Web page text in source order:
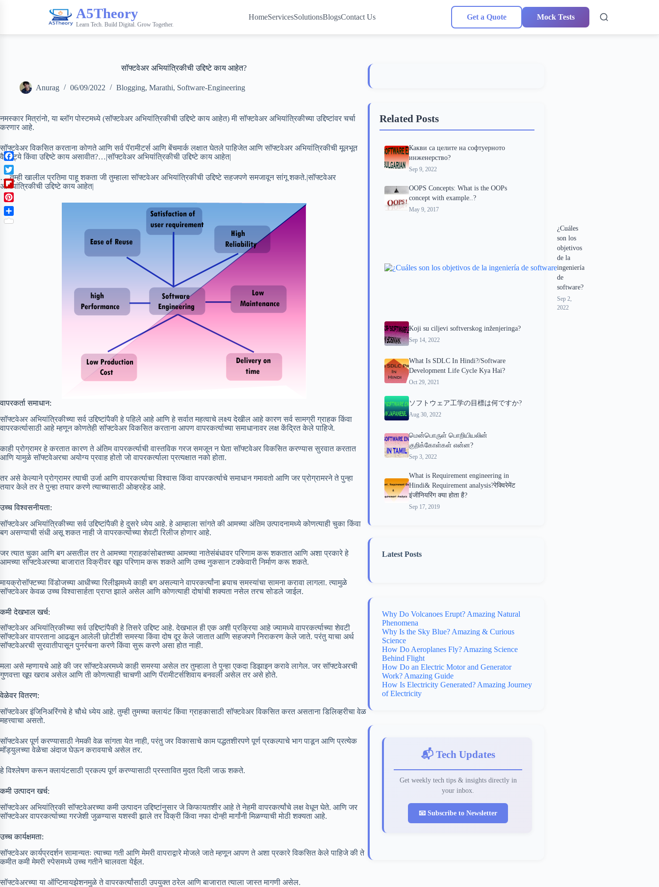
A5Theory
Learn Tech. Build Digital. Grow Together.
HomeServicesSolutionsBlogsContact Us Get a Quote Mock Tests
सॉफ्टवेअर अभियांत्रिकीची उद्दिष्टे काय आहेत?
Anurag 06/09/2022 Blogging, Marathi, Software-Engineering
नमस्कार मित्रांनो, या ब्लॉग पोस्टमध्ये (सॉफ्टवेअर अभियांत्रिकीची उद्दिष्टे काय आहेत) मी सॉफ्टवेअर अभियांत्रिकीच्या उद्दिष्टांवर चर्चा
करणार आहे.
सॉफ्टवेअर विकसित करताना कोणते आणि सर्व पॅरामीटर्स आणि बेंचमार्क लक्षात घेतले पाहिजेत आणि सॉफ्टवेअर अभियांत्रिकीची मूलभूत
वैशिष्ट्ये किंवा उद्दिष्टे काय असावीत?…|सॉफ्टवेअर अभियांत्रिकीची उद्दिष्टे काय आहेत|
… तुम्ही खालील प्रतिमा पाहू शकता जी तुम्हाला सॉफ्टवेअर अभियांत्रिकीची उद्दिष्टे सहजपणे समजावून सांगू शकते.|सॉफ्टवेअर
अभियांत्रिकीची उद्दिष्टे काय आहेत|
वापरकर्ता समाधान:
सॉफ्टवेअर अभियांत्रिकीच्या सर्व उद्दिष्टांपैकी हे पहिले आहे आणि हे सर्वात महत्वाचे लक्ष्य देखील आहे कारण सर्व सामग्री ग्राहक किंवा
वापरकर्त्यासाठी आहे म्हणून कोणतेही सॉफ्टवेअर विकसित करताना आपण वापरकर्त्याच्या समाधानावर लक्ष केंद्रित केले पाहिजे.
काही प्रोग्रामर हे करतात कारण ते अंतिम वापरकर्त्याची वास्तविक गरज समजून न घेता सॉफ्टवेअर विकसित करण्यास सुरवात करतात
आणि यामुळे सॉफ्टवेअरचा अयोग्य प्रवाह होतो जो वापरकर्त्याला प्रत्यक्षात नको होता.
तर असे केल्याने प्रोग्रामर त्याची उर्जा आणि वापरकर्त्याचा विश्वास किंवा वापरकर्त्याचे समाधान गमावतो आणि जर प्रोग्रामरने ते पुन्हा
तयार केले तर ते पुन्हा तयार करणे त्याच्यासाठी ओव्हरहेड आहे.
उच्च विश्वसनीयता:
सॉफ्टवेअर अभियांत्रिकीच्या सर्व उद्दिष्टांपैकी हे दुसरे ध्येय आहे. हे आम्हाला सांगते की आमच्या अंतिम उत्पादनामध्ये कोणत्याही चुका किंवा
बग असण्याची संधी असू शकत नाही जे वापरकर्त्याच्या शेवटी रिलीज होणार आहे.
जर त्यात चुका आणि बग असतील तर ते आमच्या ग्राहकांसोबतच्या आमच्या नातेसंबंधावर परिणाम करू शकतात आणि अशा प्रकारे हे
आमच्या सॉफ्टवेअरच्या बाजारात विक्रीवर खूप परिणाम करू शकते आणि उच्च नुकसान टक्केवारी निर्माण करू शकते.
मायक्रोसॉफ्टच्या विंडोजच्या आधीच्या रिलीझमध्ये काही बग असल्याने वापरकर्त्यांना बर्‍याच समस्यांचा सामना करावा लागला. त्यामुळे
सॉफ्टवेअर केवळ उच्च विश्वासार्हता प्राप्त झाले असेल आणि कोणत्याही दोषांची शक्यता नसेल तरच सोडले जाईल.
कमी देखभाल खर्च:
सॉफ्टवेअर अभियांत्रिकीच्या सर्व उद्दिष्टांपैकी हे तिसरे उद्दिष्ट आहे. देखभाल ही एक अशी प्रक्रिया आहे ज्यामध्ये वापरकर्त्याच्या शेवटी
सॉफ्टवेअर वापरताना आढळून आलेली छोटीशी समस्या किंवा दोष दूर केले जातात आणि सहजपणे निराकरण केले जाते. परंतु याचा अर्थ
सॉफ्टवेअरची सुरवातीपासून पुनर्रचना करणे किंवा सुरू करणे असा होत नाही.
मला असे म्हणायचे आहे की जर सॉफ्टवेअरमध्ये काही समस्या असेल तर तुम्हाला ते पुन्हा एकदा डिझाइन करावे लागेल. जर सॉफ्टवेअरची
गुणवत्ता खूप खराब असेल आणि ती कोणत्याही चाचणी आणि पॅरामीटर्सशिवाय बनवली असेल तर असे होते.
वेळेवर वितरण:
सॉफ्टवेअर इंजिनिअरिंगचे हे चौथे ध्येय आहे. तुम्ही तुमच्या क्लायंट किंवा ग्राहकासाठी सॉफ्टवेअर विकसित करत असताना डिलिव्हरीचा वेळ
महत्त्वाचा असतो.
सॉफ्टवेअर पूर्ण करण्यासाठी नेमकी वेळ सांगता येत नाही, परंतु जर विकासाचे काम पद्धतशीरपणे पूर्ण प्रकल्पाचे भाग पाडून आणि प्रत्येक
मॉड्युलच्या वेळेचा अंदाज घेऊन करावयाचे असेल तर.
हे विश्लेषण करून क्लायंटसाठी प्रकल्प पूर्ण करण्यासाठी प्रस्तावित मुदत दिली जाऊ शकते.
कमी उत्पादन खर्च:
सॉफ्टवेअर अभियांत्रिकी सॉफ्टवेअरच्या कमी उत्पादन उद्दिष्टांनुसार जे किफायतशीर आहे ते नेहमी वापरकर्त्यांचे लक्ष वेधून घेते. आणि जर
सॉफ्टवेअर वापरकर्त्याच्या गरजेशी जुळण्यास यशस्वी झाले तर विक्री किंवा नफा दोन्ही मार्गांनी मिळण्याची मोठी शक्यता आहे.
उच्च कार्यक्षमता:
सॉफ्टवेअर कार्यप्रदर्शन सामान्यतः त्याच्या गती आणि मेमरी वापराद्वारे मोजले जाते म्हणून आपण ते अशा प्रकारे विकसित केले पाहिजे की ते
कमीत कमी मेमरी स्पेसमध्ये उच्च गतीने चालवता येईल.
सॉफ्टवेअरच्या या ऑप्टिमायझेशनमुळे ते वापरकर्त्यांसाठी उपयुक्त ठरेल आणि बाजारात त्याला जास्त मागणी असेल.
Related Posts
Какви са целите на софтуерното
инженерство?
Sep 9, 2022
OOPS Concepts: What is the OOPs
concept with example..?
May 9, 2017
¿Cuáles
son los
objetivos
de la
ingeniería
de
software?
Sep 2,
2022
Koji su ciljevi softverskog inženjeringa?
Sep 14, 2022
What Is SDLC In Hindi?/Software
Development Life Cycle Kya Hai?
Oct 29, 2021
ソフトウェア工学の目標は何ですか?
Aug 30, 2022
மென்பொருள் பொறியியலின்
குறிக்கோள்கள் என்ன?
Sep 3, 2022
What is Requirement engineering in
Hindi& Requirement analysis?रेक्विरेमेंट
इंजीनियरिंग क्या होता है?
Sep 17, 2019
Latest Posts
Why Do Volcanoes Erupt? Amazing Natural
Phenomena
Why Is the Sky Blue? Amazing & Curious
Science
How Do Aeroplanes Fly? Amazing Science
Behind Flight
How Do an Electric Motor and Generator
Work? Amazing Guide
How Is Electricity Generated? Amazing Journey
of Electricity
📬 Tech Updates
Get weekly tech tips & insights directly in
your inbox.
📧 Subscribe to Newsletter
F
a
c
e
b
o
o
T
w
i
t
t
F
l
p
P
i
n
S